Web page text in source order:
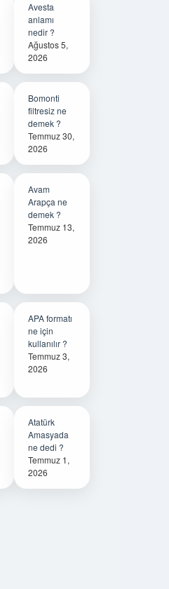
Avesta
anlamı
nedir ?
Ağustos 5,
2026
Bomonti
filtresiz ne
demek ?
Temmuz 30,
2026
Avam
Arapça ne
demek ?
Temmuz 13,
2026
APA formatı
ne için
kullanılır ?
Temmuz 3,
2026
Atatürk
Amasyada
ne dedi ?
Temmuz 1,
2026